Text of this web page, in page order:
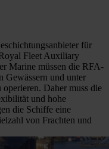
für
Fleet Auxiliary
Marine müssen die RFA-
Gewässern und unter
Daher muss die
und hohe
die Schiffe eine
von Frachten und